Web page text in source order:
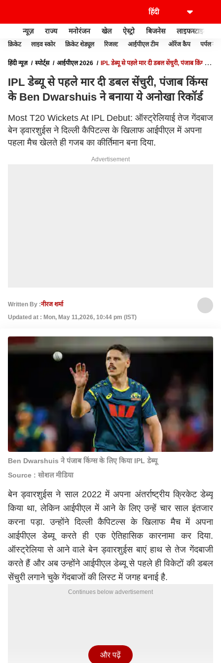
न्यूज़ राज्य मनोरंजन खेल ऐस्ट्रो बिजनेस लाइफस्टाइल
क्रिकेट लाइव स्कोर क्रिकेट शेड्यूल रिजल्ट आईपीएल टीम ऑरेंज कैप पर्पल कैप
हिंदी न्यूज़ स्पोर्ट्स आईपीएल 2026
IPL डेब्यू से पहले मार दी डबल सेंचुरी, पंजाब किंग्स के
IPL डेब्यू से पहले मार दी डबल सेंचुरी, पंजाब किंग्स
के Ben Dwarshuis ने बनाया ये अनोखा रिकॉर्ड
Most T20 Wickets At IPL Debut: ऑस्ट्रेलियाई तेज गेंदबाज
बेन ड्वारशुईस ने दिल्ली कैपिटल्स के खिलाफ आईपीएल में अपना
पहला मैच खेलते ही गजब का कीर्तिमान बना दिया.
Advertisement
Written By :नीरज शर्मा
Updated at : Mon, May 11,2026, 10:44 pm (IST)
Ben Dwarshuis ने पंजाब किंग्स के लिए किया IPL डेब्यू
Source : सोशल मीडिया
बेन ड्वारशुईस ने साल 2022 में अपना अंतर्राष्ट्रीय क्रिकेट डेब्यू
किया था, लेकिन आईपीएल में आने के लिए उन्हें चार साल इंतजार
करना पड़ा. उन्होंने दिल्ली कैपिटल्स के खिलाफ मैच में अपना
आईपीएल डेब्यू करते ही एक ऐतिहासिक कारनामा कर दिया.
ऑस्ट्रेलिया से आने वाले बेन ड्वारशुईस बाएं हाथ से तेज गेंदबाजी
करते हैं और अब उन्होंने आईपीएल डेब्यू से पहले ही विकेटों की डबल
सेंचुरी लगाने चुके गेंदबाजों की लिस्ट में जगह बनाई है.
Continues below advertisement
और पढ़ें